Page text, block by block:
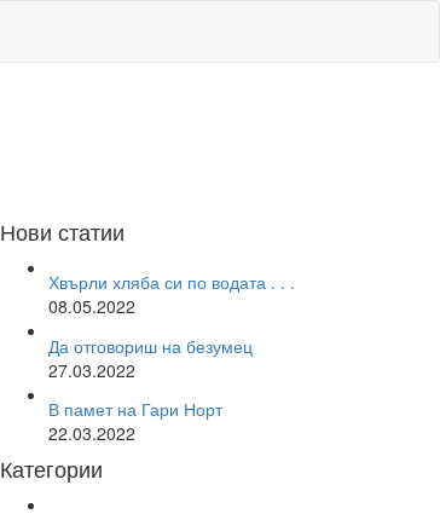
Нови статии
Хвърли хляба си по водата . . .
08.05.2022
Да отговориш на безумец
27.03.2022
В памет на Гари Норт
22.03.2022
Категории